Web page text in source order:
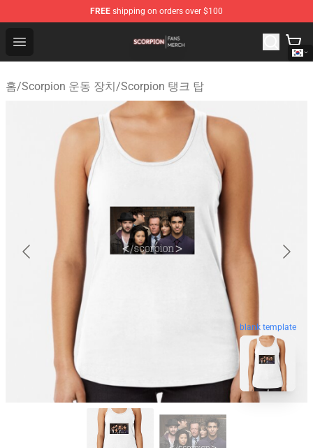
FREE shipping on orders over $100
Open menu
Scorpion Shop - Official Scorpion Merchandise Store
홈/Scorpion 운동 장치/Scorpion 탱크 탑
blank template